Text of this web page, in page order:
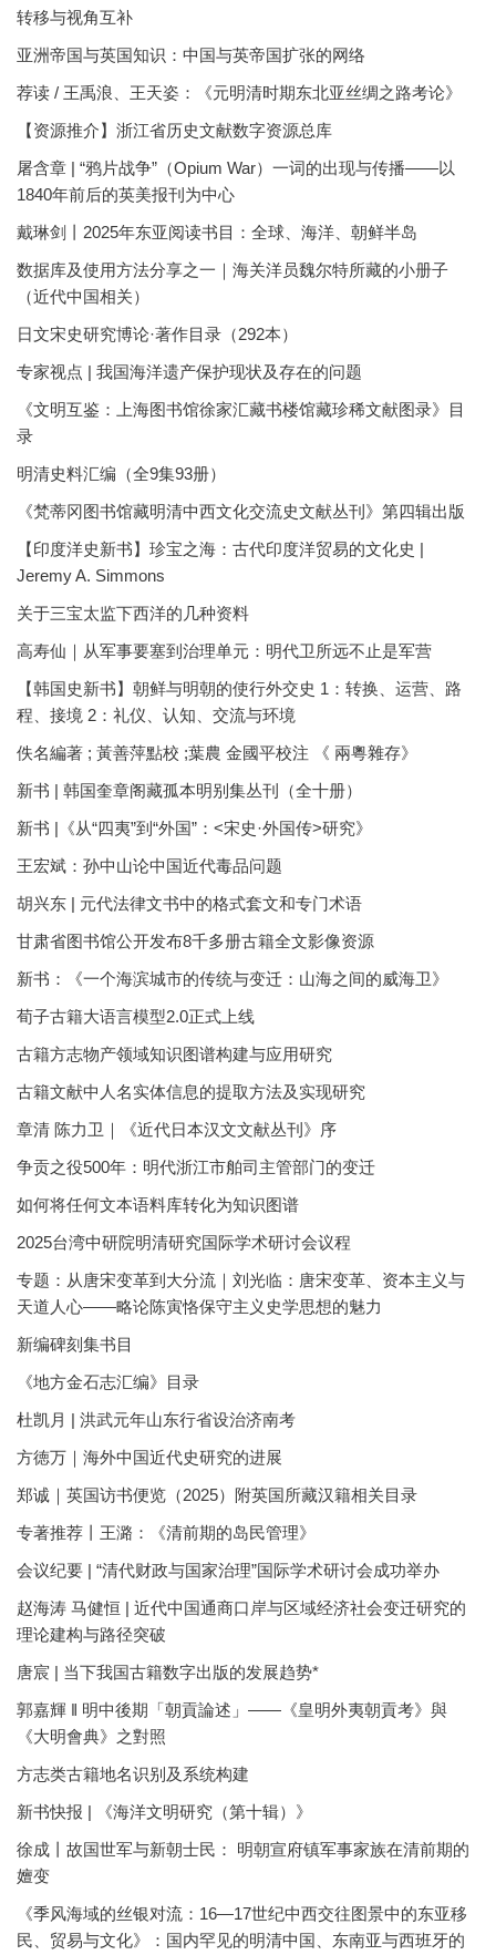
转移与视角互补
亚洲帝国与英国知识：中国与英帝国扩张的网络
荐读 / 王禹浪、王天姿：《元明清时期东北亚丝绸之路考论》
【资源推介】浙江省历史文献数字资源总库
屠含章 | “鸦片战争”（Opium War）一词的出现与传播——以
1840年前后的英美报刊为中心
戴琳剑丨2025年东亚阅读书目：全球、海洋、朝鲜半岛
数据库及使用方法分享之一｜海关洋员魏尔特所藏的小册子
（近代中国相关）
日文宋史研究博论·著作目录（292本）
专家视点 | 我国海洋遗产保护现状及存在的问题
《文明互鉴：上海图书馆徐家汇藏书楼馆藏珍稀文献图录》目
录
明清史料汇编（全9集93册）
《梵蒂冈图书馆藏明清中西文化交流史文献丛刊》第四辑出版
【印度洋史新书】珍宝之海：古代印度洋贸易的文化史 |
Jeremy A. Simmons
关于三宝太监下西洋的几种资料
高寿仙｜从军事要塞到治理单元：明代卫所远不止是军营
【韩国史新书】朝鲜与明朝的使行外交史 1：转换、运营、路
程、接境 2：礼仪、认知、交流与环境
佚名編著 ; 黃善萍點校 ;葉農 金國平校注 《 兩粵雜存》
新书 | 韩国奎章阁藏孤本明别集丛刊（全十册）
新书 |《从“四夷”到“外国”：<宋史·外国传>研究》
王宏斌：孙中山论中国近代毒品问题
胡兴东 | 元代法律文书中的格式套文和专门术语
甘肃省图书馆公开发布8千多册古籍全文影像资源
新书：《一个海滨城市的传统与变迁：山海之间的威海卫》
荀子古籍大语言模型2.0正式上线
古籍方志物产领域知识图谱构建与应用研究
古籍文献中人名实体信息的提取方法及实现研究
章清 陈力卫｜《近代日本汉文文献丛刊》序
争贡之役500年：明代浙江市舶司主管部门的变迁
如何将任何文本语料库转化为知识图谱
2025台湾中研院明清研究国际学术研讨会议程
专题：从唐宋变革到大分流｜刘光临：唐宋变革、资本主义与
天道人心——略论陈寅恪保守主义史学思想的魅力
新编碑刻集书目
《地方金石志汇编》目录
杜凯月 | 洪武元年山东行省设治济南考
方徳万｜海外中国近代史研究的进展
郑诚｜英国访书便览（2025）附英国所藏汉籍相关目录
专著推荐丨王潞：《清前期的岛民管理》
会议纪要 | “清代财政与国家治理”国际学术研讨会成功举办
赵海涛 马健恒 | 近代中国通商口岸与区域经济社会变迁研究的
理论建构与路径突破
唐宸 | 当下我国古籍数字出版的发展趋势*
郭嘉輝 ‖ 明中後期「朝貢論述」——《皇明外夷朝貢考》與
《大明會典》之對照
方志类古籍地名识别及系统构建
新书快报 | 《海洋文明研究（第十辑）》
徐成丨故国世军与新朝士民： 明朝宣府镇军事家族在清前期的
嬗变
《季风海域的丝银对流：16—17世纪中西交往图景中的东亚移
民、贸易与文化》：国内罕见的明清中国、东南亚与西班牙的